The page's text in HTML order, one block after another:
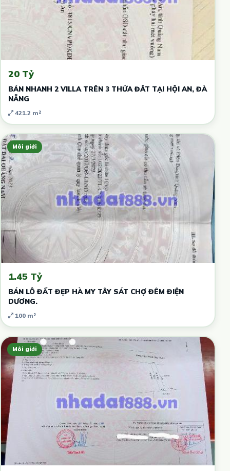
20 Tỷ
BÁN NHANH 2 VILLA TRÊN 3 THỬA ĐÂT TẠI HỘI AN, ĐÀ
NẴNG
421.2 m²
Môi giới
1.45 Tỷ
BÁN LÔ ĐẤT ĐẸP HÀ MY TÂY SÁT CHỢ ĐÊM ĐIỆN
DƯƠNG.
100 m²
Môi giới